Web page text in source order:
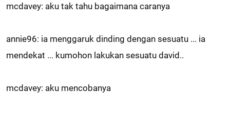
mcdavey: aku tak tahu bagaimana caranya
annie96: ia menggaruk dinding dengan sesuatu ... ia
mendekat ... kumohon lakukan sesuatu david..
mcdavey: aku mencobanya